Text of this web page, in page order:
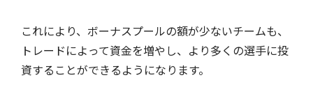
これにより、ボーナスプールの額が少ないチームも、
トレードによって資金を増やし、より多くの選手に投
資することができるようになります。